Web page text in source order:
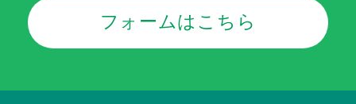
フォームはこちら